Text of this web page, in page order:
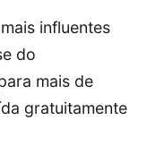
influentes
do
mais de
gratuitamente